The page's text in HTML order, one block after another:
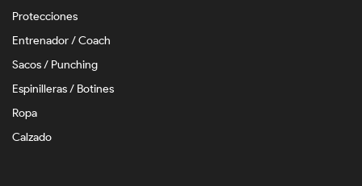
Protecciones
Entrenador / Coach
Sacos / Punching
Espinilleras / Botines
Ropa
Calzado